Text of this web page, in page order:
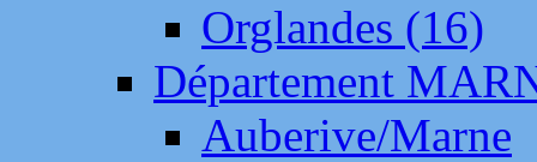
Orglandes (16)
Département
Auberive/Marne